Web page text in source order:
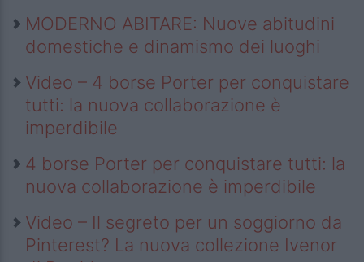
MODERNO ABITARE: Nuove abitudini
domestiche e dinamismo dei luoghi
Video – 4 borse Porter per conquistare
tutti: la nuova collaborazione è
imperdibile
4 borse Porter per conquistare tutti: la
nuova collaborazione è imperdibile
Video – Il segreto per un soggiorno da
Pinterest? La nuova collezione Ivenor